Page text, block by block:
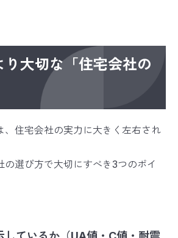
り大切な「住宅会社の
、住宅会社の実力に大きく左右され
の選び方で大切にすべき3つのポイ